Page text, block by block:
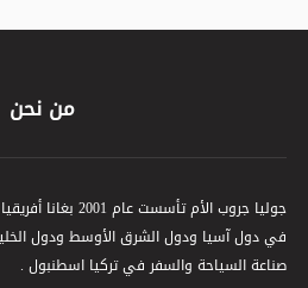
من نحن
جوليا جروب الأم
في دول آسيا ودول الشرق الأوسط ودول
صناعة السياحة والسفر في تركيا اسطنبول .